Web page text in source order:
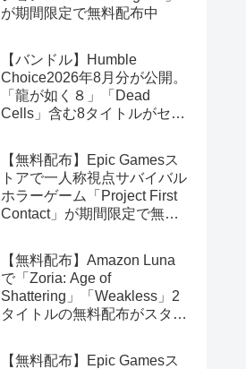
が期間限定で無料配布中
【バンドル】Humble
Choice2026年8月分が公開。
「龍が如く８」「Dead
Cells」含む8タイトルがセッ
【無料配布】Epic Gamesス
トアで一人称視点サバイバル
ホラーゲーム「Project First
Contact」が期間限定で無料
【無料配布】Amazon Luna
で「Zoria: Age of
Shattering」「Weakless」2
タイトルの無料配布がスター
定）
【無料配布】Epic Gamesス